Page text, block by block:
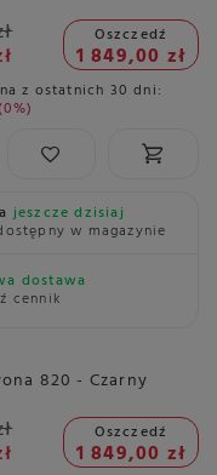
Oszczedź
1 849,00 zł
z ostatnich 30 dni:
0%
jeszcze dzisiaj
w magazynie
dostawa
cennik
820 - Czarny
Oszczedź
1 849,00 zł